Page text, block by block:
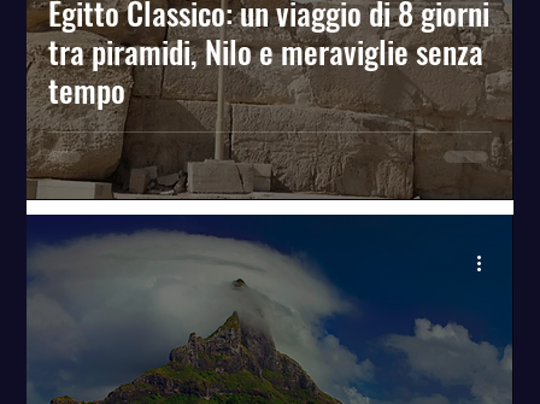
Egitto Classico: un viaggio di 8 giorni
tra piramidi, Nilo e meraviglie senza
tempo